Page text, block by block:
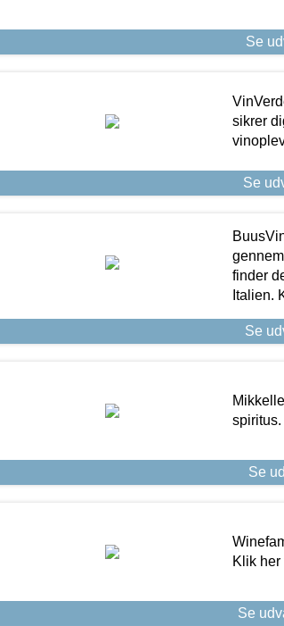
Se
sikrer
Se
finder
Italien.
Se
Se
Klik her
Se